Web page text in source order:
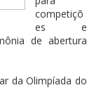
competiçõ
es e
de abertura
da Olimpíada do